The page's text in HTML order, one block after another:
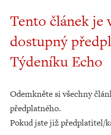
Tento článek je
dostupný
Týdeníku Echo
Odemkněte si všechny
předplatného.
Pokud jste již předplatitel/